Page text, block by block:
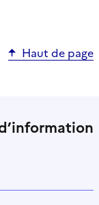
Haut de page